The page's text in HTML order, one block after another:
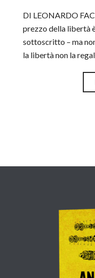
DI LEONARDO
prezzo della libertà
sottoscritto – ma
la libertà non la